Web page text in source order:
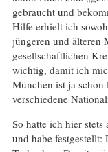
gebraucht und
Hilfe erhielt ich
jüngeren und älteren
gesellschaftlichen
wichtig, damit ich
München ist ja schon
verschiedene
So hatte ich hier
und habe festgestellt: